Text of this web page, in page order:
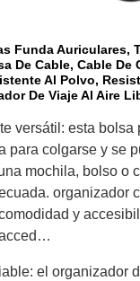
Funda Auriculares,
De Cable, Cable De
Al Polvo,
De Viaje Al Aire
versátil: esta bolsa
para colgarse y se
mochila, bolso o
organizador
y
el organizador